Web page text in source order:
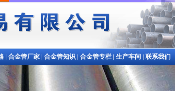
| 合金管厂家 | 合金管知识 | 合金管专栏 | 生产车间 | 联系我们